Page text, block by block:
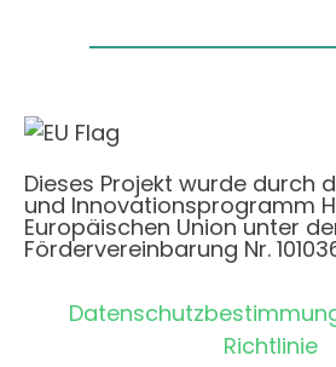
Dieses Projekt wurde durch
und Innovationsprogramm
Europäischen Union unter
Fördervereinbarung Nr.
Richtlinie